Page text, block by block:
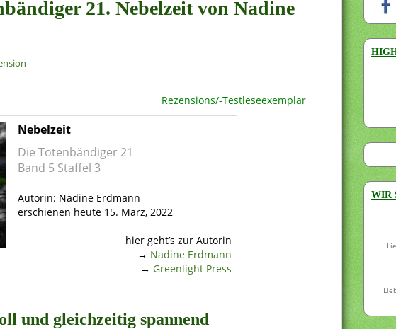
21. Nebelzeit von Nadine
Rezensions/-Testleseexemplar
Nebelzeit
Die Totenbändiger 21
Band 5 Staffel 3
Autorin: Nadine Erdmann
erschienen heute 15. März, 2022
hier geht’s zur Autorin
→ Nadine Erdmann
→ Greenlight Press
und gleichzeitig spannend
WIR